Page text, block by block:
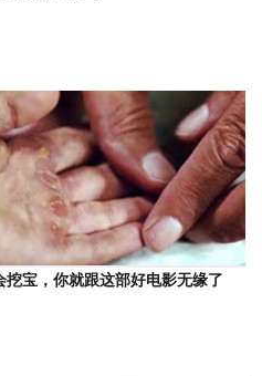
挖宝，你就跟这部好电影无缘了